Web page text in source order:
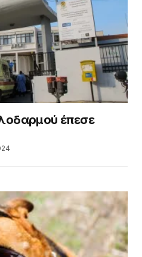
έπεσε